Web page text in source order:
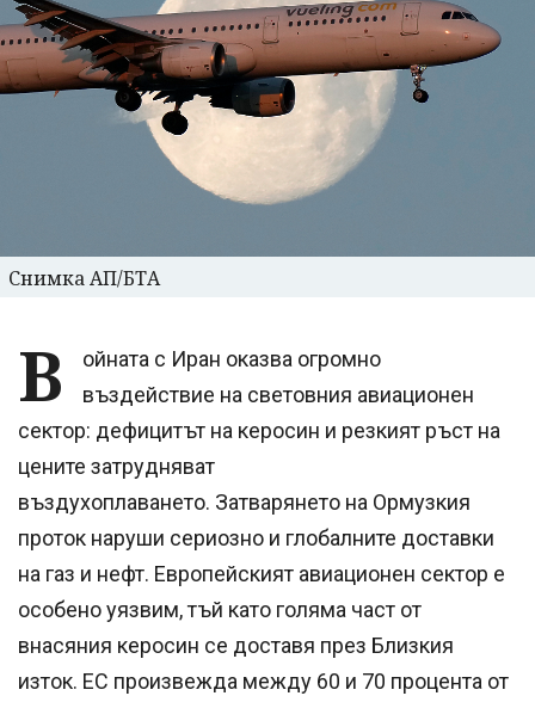
Снимка АП/БТА
В
ойната с Иран оказва огромно
въздействие на световния авиационен
сектор: дефицитът на керосин и резкият ръст на
цените затрудняват
въздухоплаването. Затварянето на Ормузкия
проток наруши сериозно и глобалните доставки
на газ и нефт. Европейският авиационен сектор е
особено уязвим, тъй като голяма част от
внасяния керосин се доставя през Близкия
изток. ЕС произвежда между 60 и 70 процента от